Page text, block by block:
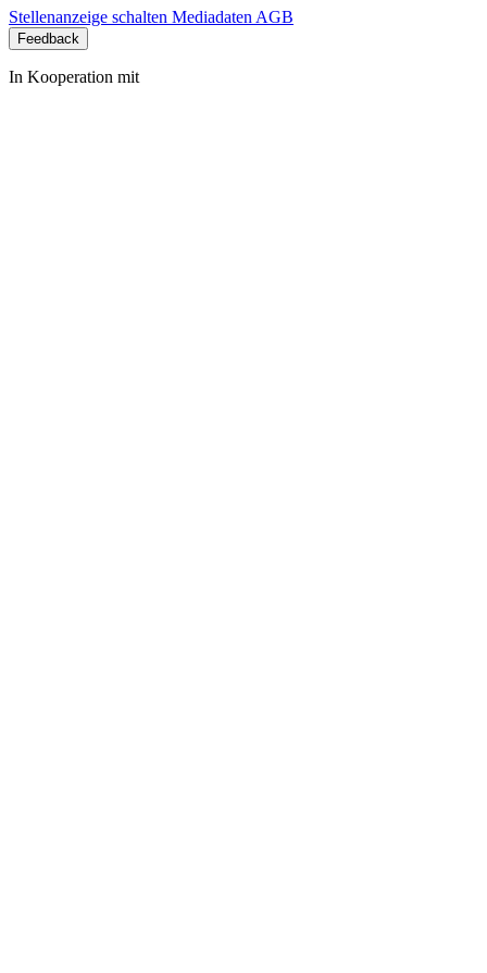
Stellenanzeige schalten Mediadaten AGB
Feedback
In Kooperation mit